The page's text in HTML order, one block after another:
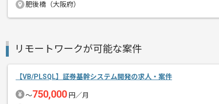
肥後橋（大阪府）
リモートワークが可能な案件
【VB/PLSQL】証券基幹システム開発の求人・案件
〜750,000 円／月